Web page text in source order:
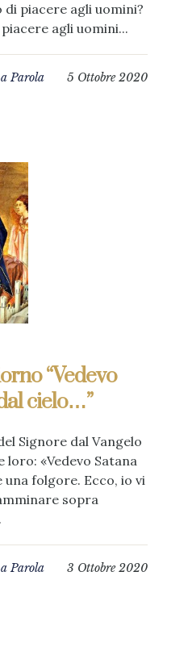
di piacere agli uomini?
agli uomini...
5 Ottobre 2020
Parola
“Vedevo
cielo…”
Signore dal Vangelo
loro: «Vedevo Satana
folgore. Ecco, io vi
sopra
3 Ottobre 2020
Parola